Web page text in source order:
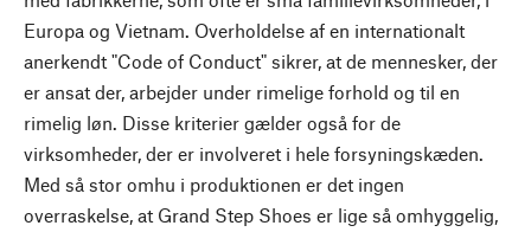
Europa og Vietnam. Overholdelse af en internationalt
anerkendt "Code of Conduct" sikrer, at de mennesker, der
er ansat der, arbejder under rimelige forhold og til en
rimelig løn. Disse kriterier gælder også for de
virksomheder, der er involveret i hele forsyningskæden.
Med så stor omhu i produktionen er det ingen
overraskelse, at Grand Step Shoes er lige så omhyggelig,